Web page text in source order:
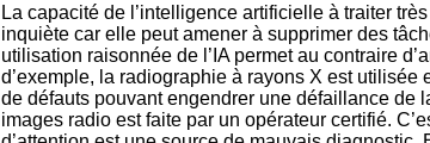
La capacité de l’intelligence artificielle à traiter
inquiète car elle peut amener à supprimer des
utilisation raisonnée de l’IA permet au contraire
d’exemple, la radiographie à rayons X est utilisée
de défauts pouvant engendrer une défaillance de
images radio est faite par un opérateur certifié.